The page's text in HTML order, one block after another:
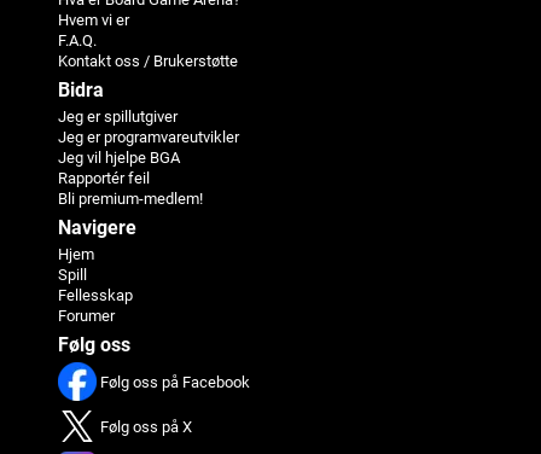
Hvem vi er
F.A.Q.
Kontakt oss / Brukerstøtte
Bidra
Jeg er spillutgiver
Jeg er programvareutvikler
Jeg vil hjelpe BGA
Rapportér feil
Bli premium-medlem!
Navigere
Hjem
Spill
Fellesskap
Forumer
Følg oss
Følg oss på Facebook
Følg oss på X